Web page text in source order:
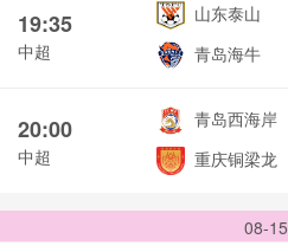
19:35
中超
山东泰山
青岛海牛
20:00
中超
青岛西海岸
重庆铜梁龙
08-15